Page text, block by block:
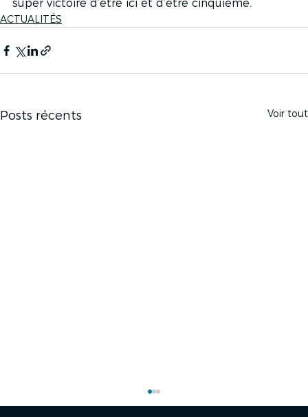
super victoire d’être ici et d’être cinquième.
ACTUALITÉS
Posts récents Voir tout